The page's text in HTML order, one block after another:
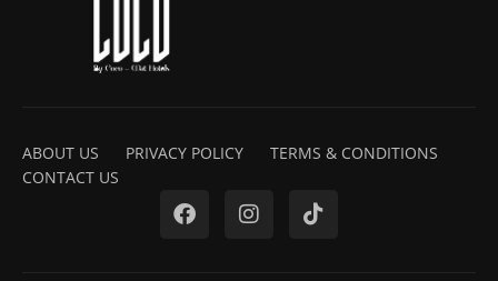
ABOUT US PRIVACY POLICY
TERMS & CONDITIONS
CONTACT US